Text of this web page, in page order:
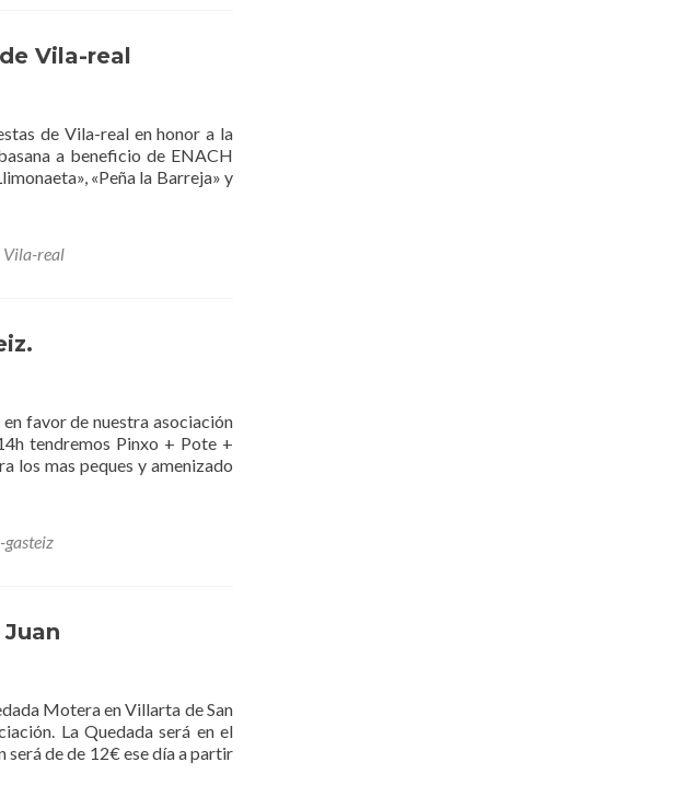
Vila-real
de Vila-real en honor a la
a beneficio de ENACH
«Peña la Barreja» y
Vila-real
favor de nuestra asociación
tendremos Pinxo + Pote +
los mas peques y amenizado
Motera en Villarta de San
La Quedada será en el
será de de 12€ ese día a partir